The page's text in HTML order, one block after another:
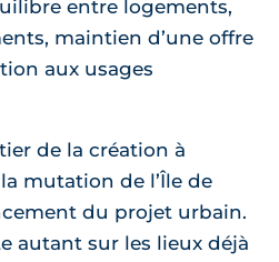
entre logements,
maintien d’une offre
aux usages
de la création à
mutation de l’Île de
du projet urbain.
autant sur les lieux déjà